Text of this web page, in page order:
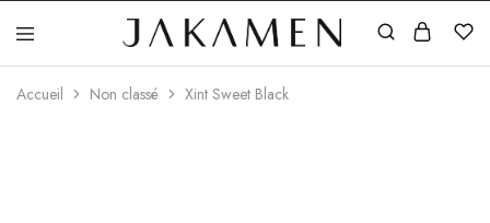
Jakamen
Algérie
Accueil Non classé Xint Sweet Black